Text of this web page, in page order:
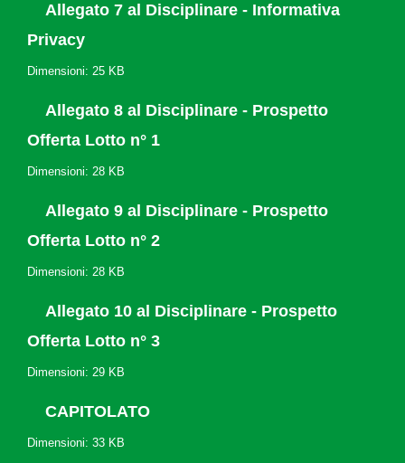
Allegato 7 al Disciplinare - Informativa
Privacy
Dimensioni: 25 KB
Allegato 8 al Disciplinare - Prospetto
Offerta Lotto n° 1
Dimensioni: 28 KB
Allegato 9 al Disciplinare - Prospetto
Offerta Lotto n° 2
Dimensioni: 28 KB
Allegato 10 al Disciplinare - Prospetto
Offerta Lotto n° 3
Dimensioni: 29 KB
CAPITOLATO
Dimensioni: 33 KB